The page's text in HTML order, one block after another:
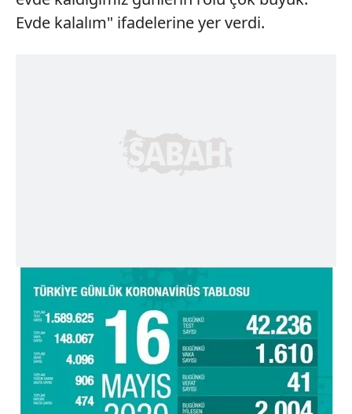
6698 sayılı Kişisel Verilerin Korunması Kanunu uyarınca
Evde kalalım" ifadelerine yer verdi.